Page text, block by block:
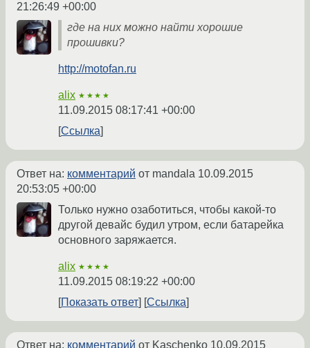
21:26:49 +00:00
где на них можно найти хорошие
прошивки?
http://motofan.ru
alix ★★★★
11.09.2015 08:17:41 +00:00
Ссылка
Ответ на: комментарий от mandala 10.09.2015
20:53:05 +00:00
Только нужно озаботиться, чтобы какой-то
другой девайс будил утром, если батарейка
основного заряжается.
alix ★★★★
11.09.2015 08:19:22 +00:00
Показать ответ
Ссылка
Ответ на: комментарий от Kaschenko 10.09.2015